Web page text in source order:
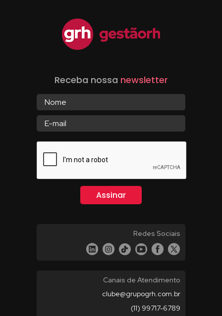
Receba nossa newsletter
Redes Sociais
Canais de Atendimento
clube@grupogrh.com.br
(11) 99717-6789